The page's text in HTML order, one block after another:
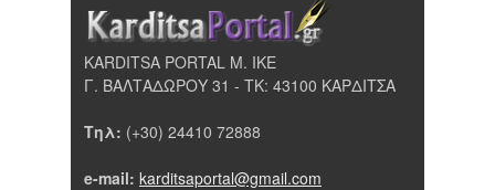
KARDITSA PORTAL Μ. ΙΚΕ
Γ. ΒΑΛΤΑΔΩΡΟΥ 31 - ΤΚ: 43100 ΚΑΡΔΙΤΣΑ
Τηλ: (+30) 24410 72888
e-mail: karditsaportal@gmail.com